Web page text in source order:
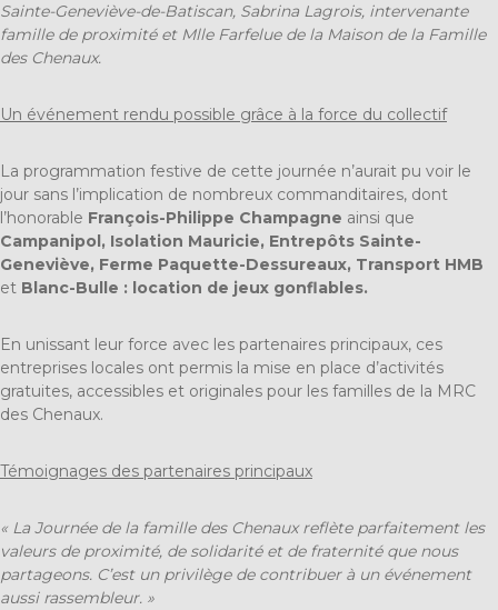
Sainte-Geneviève-de-Batiscan, Sabrina Lagrois, intervenante
famille de proximité et Mlle Farfelue de la Maison de la Famille
des Chenaux.
Un événement rendu possible grâce à la force du collectif
La programmation festive de cette journée n’aurait pu voir le
jour sans l’implication de nombreux commanditaires, dont
l’honorable François-Philippe Champagne ainsi que
Campanipol, Isolation Mauricie, Entrepôts Sainte-
Geneviève, Ferme Paquette-Dessureaux, Transport HMB
et Blanc-Bulle : location de jeux gonflables.
En unissant leur force avec les partenaires principaux, ces
entreprises locales ont permis la mise en place d’activités
gratuites, accessibles et originales pour les familles de la MRC
des Chenaux.
Témoignages des partenaires principaux
« La Journée de la famille des Chenaux reflète parfaitement les
valeurs de proximité, de solidarité et de fraternité que nous
partageons. C’est un privilège de contribuer à un événement
aussi rassembleur. »